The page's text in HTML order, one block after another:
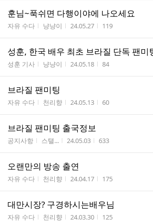
훈님~푹쉬면 다행이야에 나오세요
게시판명
자유 수다 작성자
냥냥이 작성시간
24.05.27 조회수
119
성훈, 한국 배우 최초 브라질 단독 팬미
게시판명
성훈 기사 작성자
냥냥이 작성시간
24.05.18 조회수
84
브라질 팬미팅
게시판명
자유 수다 작성자
천리향 작성시간
24.05.13 조회수
60
브라질 팬미팅 출국정보
게시판명
공지사항 작성자
스탤... 작성시간
24.05.03 조회수
633
오랜만의 방송 출연
게시판명
자유 수다 작성자
천리향 작성시간
24.04.17 조회수
175
대만시장? 구경하시는배우님
게시판명
자유 수다 작성자
천리향 작성시간
24.03.30 조회수
125